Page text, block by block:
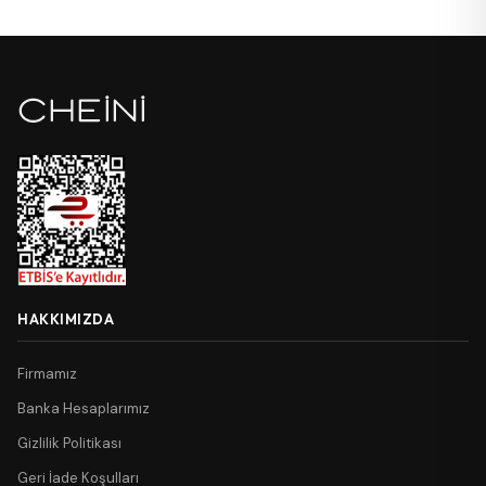
HAKKIMIZDA
Firmamız
Banka Hesaplarımız
Gizlilik Politikası
Geri İade Koşulları